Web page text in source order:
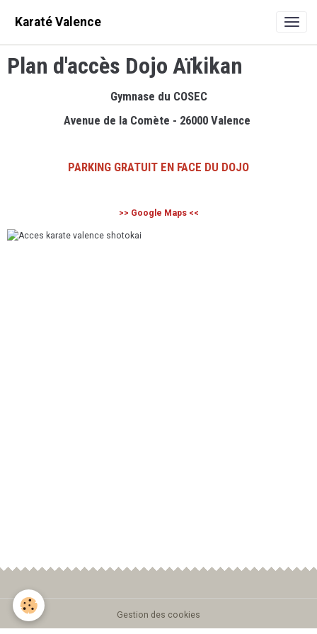
Karaté Valence
Plan d'accès Dojo Aïkikan
Gymnase du COSEC
Avenue de la Comète - 26000 Valence
PARKING GRATUIT EN FACE DU DOJO
>> Google Maps <<
Gestion des cookies